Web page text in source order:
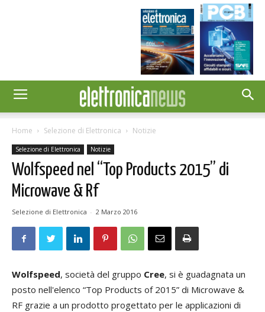
Home Selezione di Elettronica Notizie
Selezione di Elettronica Notizie
Wolfspeed nel “Top Products 2015” di
Microwave & Rf
Selezione di Elettronica - 2 Marzo 2016
Wolfspeed, società del gruppo Cree, si è guadagnata un
posto nell'elenco “Top Products of 2015” di Microwave &
RF grazie a un prodotto progettato per le applicazioni di